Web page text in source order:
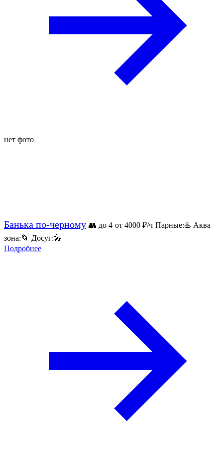
нет фото
Банька по-черному 👥 до 4 от 4000 ₽/ч Парные:♨️ Аква
зона: 🌀 Досуг:🎤
Подробнее